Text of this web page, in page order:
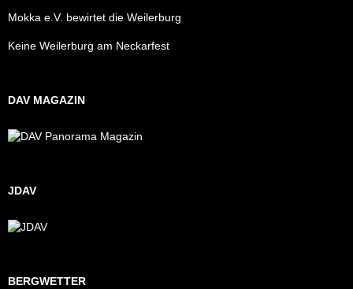
Mokka e.V. bewirtet die Weilerburg
Keine Weilerburg am Neckarfest
DAV MAGAZIN
JDAV
BERGWETTER